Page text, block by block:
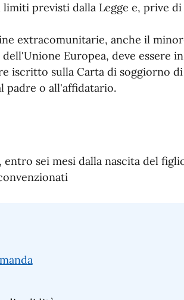
previsti dalla Legge e, prive
extracomunitarie, anche il
Europea, deve essere in
iscritto sulla Carta di soggiorno
padre o all'affidatario.
sei mesi dalla nascita del